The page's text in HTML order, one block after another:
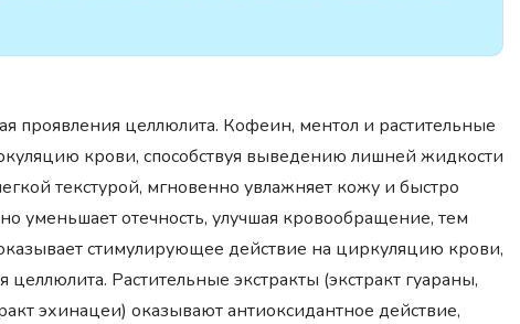
проявления целлюлита. Кофеин, ментол и растительные
крови, способствуя выведению лишней жидкости
текстурой, мгновенно увлажняет кожу и быстро
уменьшает отечность, улучшая кровообращение, тем
стимулирующее действие на циркуляцию крови,
Растительные экстракты (экстракт гуараны,
эхинацеи) оказывают антиоксидантное действие,